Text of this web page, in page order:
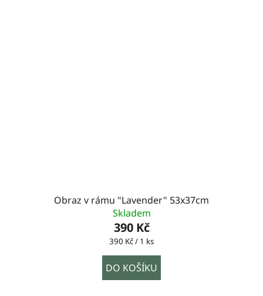
Obraz v rámu "Lavender" 53x37cm
Skladem
390 Kč
Měrná
390 Kč / 1 ks
DO KOŠÍKU